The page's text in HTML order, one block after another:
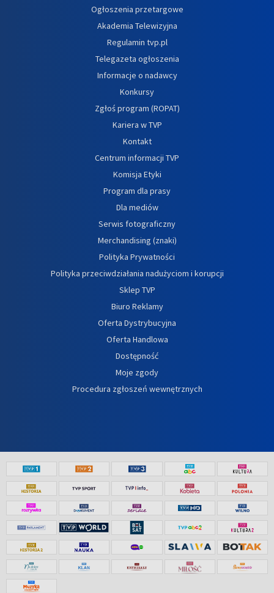
Ogłoszenia przetargowe
Akademia Telewizyjna
Regulamin tvp.pl
Telegazeta ogłoszenia
Informacje o nadawcy
Konkursy
Zgłoś program (ROPAT)
Kariera w TVP
Kontakt
Centrum informacji TVP
Komisja Etyki
Program dla prasy
Dla mediów
Serwis fotograficzny
Merchandising (znaki)
Polityka Prywatności
Polityka przeciwdziałania nadużyciom i korupcji
Sklep TVP
Biuro Reklamy
Oferta Dystrybucyjna
Oferta Handlowa
Dostępność
Moje zgody
Procedura zgłoszeń wewnętrznych